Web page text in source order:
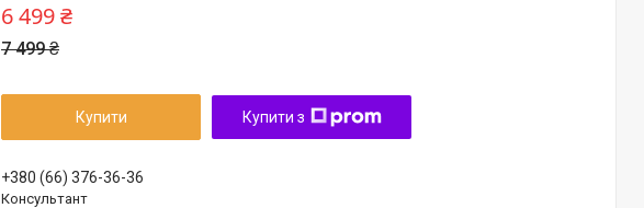
7 499 ₴
6 499 ₴
Купити Купити з
+380 (66) 376-36-36
Консультант